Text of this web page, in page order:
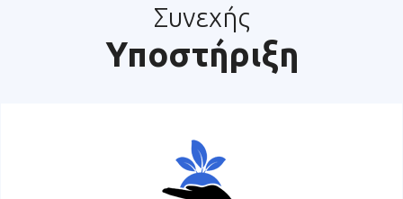
Συνεχής
Υποστήριξη